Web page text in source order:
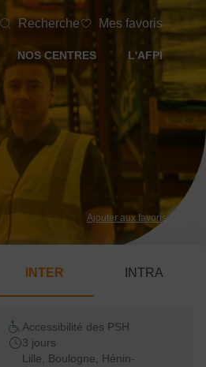
Recherche Mes favoris
NOS CENTRES L'AFPI
Ajouter aux favoris
INTER INTRA
Accessibilité des PSH
3 jours
Lille, Boulogne, Hénin-